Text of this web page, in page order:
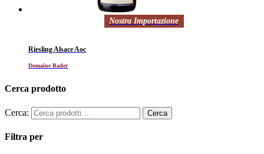
Nostra Importazione
Riesling Alsace Aoc
Domaine Bader
Cerca prodotto
Cerca:
Filtra per